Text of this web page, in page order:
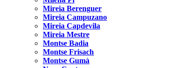
Mireia Berenguer
Mireia Campuzano
Mireia Capdevila
Mireia Mestre
Montse Badia
Montse Frisach
Montse Gumà